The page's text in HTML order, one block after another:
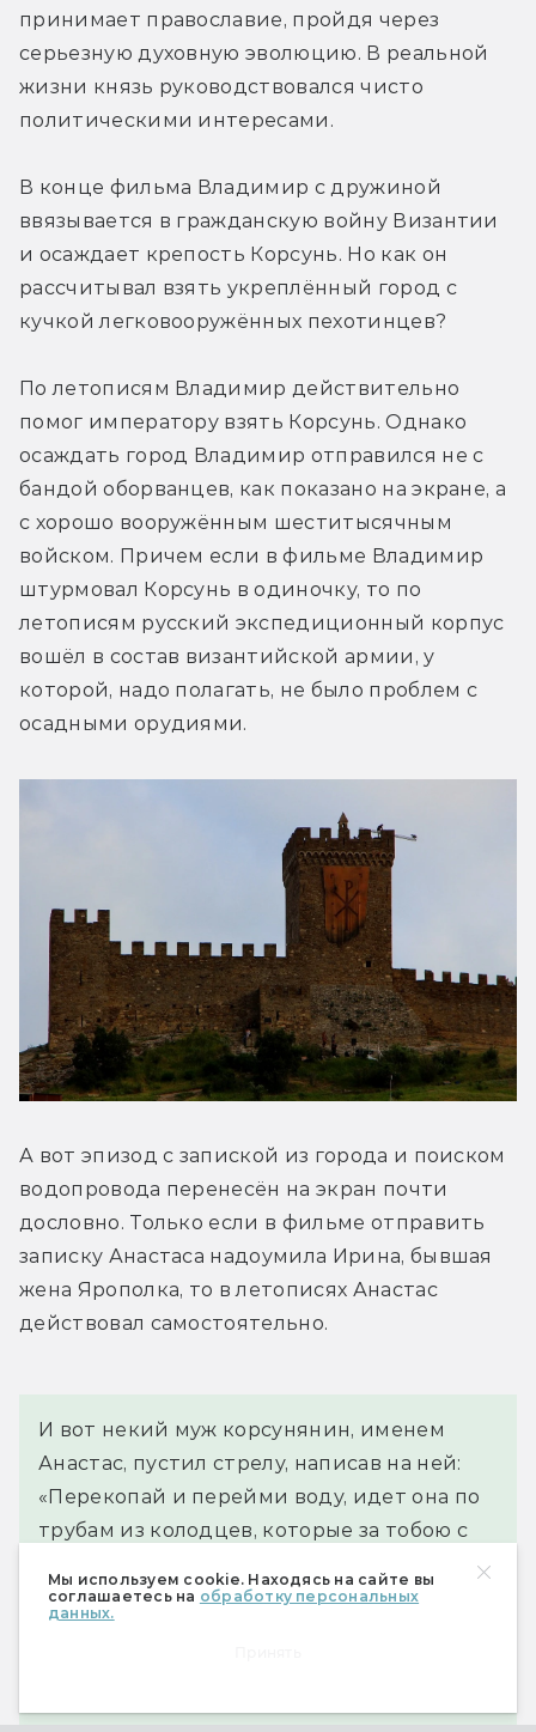
Мы используем cookie. Находясь на сайте вы
соглашаетесь на обработку персональных
данных.
принимает православие, пройдя через
серьезную духовную эволюцию. В реальной
жизни князь руководствовался чисто
политическими интересами.
В конце фильма Владимир с дружиной
ввязывается в гражданскую войну Византии
и осаждает крепость Корсунь. Но как он
рассчитывал взять укреплённый город с
кучкой легковооружённых пехотинцев?
По летописям Владимир действительно
помог императору взять Корсунь. Однако
осаждать город Владимир отправился не с
бандой оборванцев, как показано на экране, а
с хорошо вооружённым шеститысячным
войском. Причем если в фильме Владимир
штурмовал Корсунь в одиночку, то по
летописям русский экспедиционный корпус
вошёл в состав византийской армии, у
которой, надо полагать, не было проблем с
осадными орудиями.
А вот эпизод с запиской из города и поиском
водопровода перенесён на экран почти
дословно. Только если в фильме отправить
записку Анастаса надоумила Ирина, бывшая
жена Ярополка, то в летописях Анастас
действовал самостоятельно.
И вот некий муж корсунянин, именем
Анастас, пустил стрелу, написав на ней:
«Перекопай и перейми воду, идет она по
трубам из колодцев, которые за тобою с
востока». Владимир же, услышав об этом,
посмотрел на небо и сказал: «Если